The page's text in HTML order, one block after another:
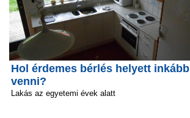
Hol érdemes bérlés helyett inkább
venni?
Lakás az egyetemi évek alatt